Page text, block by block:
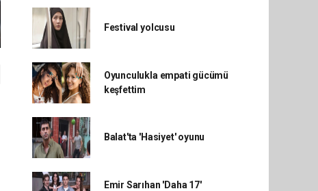
Festival yolcusu
Oyunculukla empati gücümü
keşfettim
Balat'ta 'Hasiyet' oyunu
Emir Sarıhan 'Daha 17'